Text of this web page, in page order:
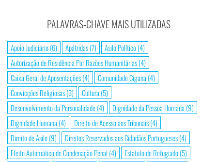
PALAVRAS-CHAVE MAIS UTILIZADAS
Apoio Judiciário(6) Apátridas(7) Asilo Político(4)
Autorização de Residência Por Razões Humanitárias(4)
Caixa Geral de Aposentações(4) Comunidade Cigana (4)
Convicções Religiosas(3) Cultura (5)
Desenvolvimento da Personalidade(4) Dignidade da Pessoa Humana (9)
Dignidade Humana (4) Direito de Acesso aos Tribunais(4)
Direito de Asilo(9) Direitos Reservados aos Cidadãos Portugueses(4)
Efeito Automático de Condenação Penal (4) Estatuto de Refugiado(5)